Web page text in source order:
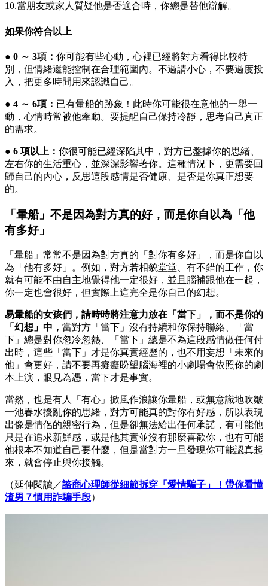
10.當朋友或家人質疑他是否適合時，你總是替他辯解。
如果你符合以上
● 0 ～ 3項： 你可能有些心動，心裡已經將對方看得比較特
別，但情緒還能控制在合理範圍內。不過請小心，不要過度投
入，把更多時間用來認識自己。
● 4 ～ 6項： 已有暈船的跡象！此時你可能很在意他的一舉一
動，心情時常被他牽動。要提醒自己保持冷靜，思考自己真正
的需求。
● 6 項以上： 你很可能已經深陷其中，對方已盤據你的思緒、
左右你的生活重心，並深深影響著你。這種情況下，更需要回
歸自己的內心，反思這段感情是否健康、是否是你真正想要
的。
「暈船」不是因為對方真的好，而是你自以為「他
有多好」
「暈船」常常不是因為對方真的「對你有多好」，而是你自以
為「他有多好」。例如，對方若相貌堂堂、有不錯的工作，你
就有可能不由自主地覺得他一定很好，並且腦補跟他在一起，
你一定也會很好，但實際上這完全是你自己的幻想。
易暈船的女孩們，請時時將注意力放在「當下」，而不是你的
「幻想」中， 當對方「當下」沒有持續和你保持聯絡、「當
下」總是對你忽冷忽熱、「當下」總是不為這段感情做任何付
出時，這些「當下」才是你真實經歷的，也不用妄想「未來的
他」會更好，請不要再癡癡盼望腦海裡的小劇場會依照你的劇
本上演，眼見為憑，當下才是事實。
當然，也是有人「有心」掀風作浪讓你暈船，或無意識地吹皺
一池春水擾亂你的思緒，對方可能真的對你有好感，所以表現
出像是情侶的親密行為，但是卻無法給出任何承諾，有可能他
只是在追求新鮮感，或是他其實並沒有那麼喜歡你，也有可能
他根本不知道自己要什麼，但是當對方一旦發現你可能認真起
來，就會停止與你接觸。
（延伸閱讀／諮商心理師從細節拆穿「愛情騙子」！帶你看懂
渣男７慣用詐騙手段）